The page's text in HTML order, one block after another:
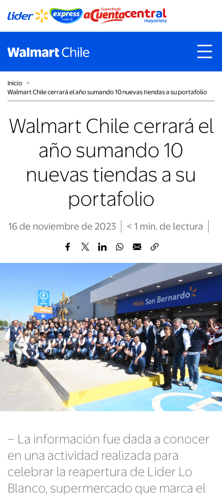
Inicio ˃
Walmart Chile cerrará el año sumando 10 nuevas tiendas a su portafolio
Walmart Chile cerrará el
año sumando 10
nuevas tiendas a su
portafolio
16 de noviembre de 2023 < 1 min. de lectura
– La información fue dada a conocer
en una actividad realizada para
celebrar la reapertura de Lider Lo
Blanco, supermercado que marca el